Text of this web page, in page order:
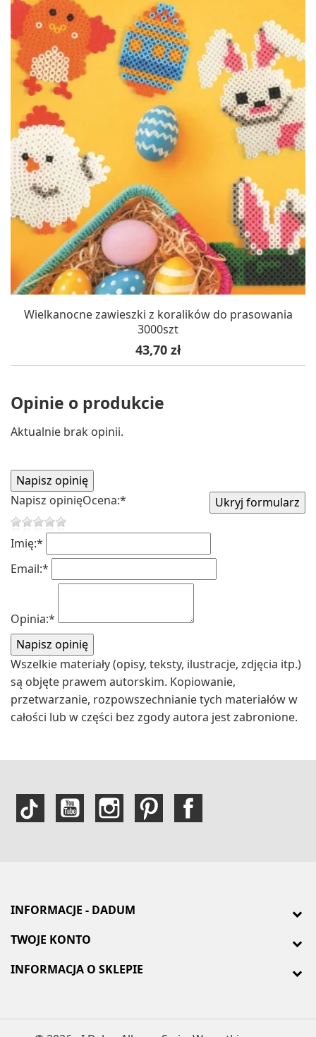
Wielkanocne zawieszki z koralików do prasowania
3000szt
Cena
43,70 zł
Opinie o produkcie
Aktualnie brak opinii.
Napisz opinięOcena:*
Imię:*
Email:*
Opinia:*
Wszelkie materiały (opisy, teksty, ilustracje, zdjęcia itp.)
są objęte prawem autorskim. Kopiowanie,
przetwarzanie, rozpowszechnianie tych materiałów w
całości lub w części bez zgody autora jest zabronione.
INFORMACJE - DADUM
TWOJE KONTO
INFORMACJA O SKLEPIE